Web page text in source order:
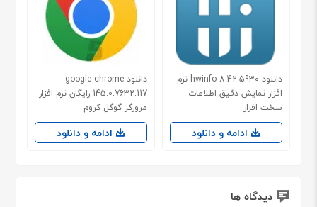
دانلود hwinfo 8.42.5930 نرم
افزار نمایش دقیق اطلاعات
سخت افزار
ادامه و دانلود
دانلود google chrome
145.0.7632.117 رایگان نرم افزار
مرورگر گوگل کروم
ادامه و دانلود
دیدگاه ها